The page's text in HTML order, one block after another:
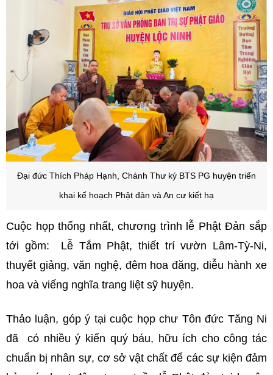
Đại đức Thích Pháp Hạnh, Chánh Thư ký BTS PG huyện triển
khai kế hoạch Phật đản và An cư kiết hạ
Cuộc họp thống nhất, chương trình lễ Phật Đản sắp
tới gồm: Lễ Tắm Phật, thiết trí vườn Lâm-Tỳ-Ni,
thuyết giảng, văn nghệ, đêm hoa đăng, diễu hành xe
hoa và viếng nghĩa trang liệt sỹ huyện.
Thảo luận, góp ý tại cuộc họp chư Tôn đức Tăng Ni
đã có nhiều ý kiến quý báu, hữu ích cho công tác
chuẩn bị nhân sự, cơ sở vật chất để các sự kiện đảm